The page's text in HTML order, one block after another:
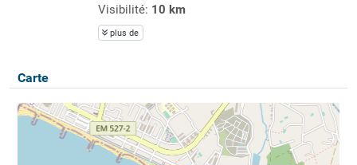
Visibilité: 10 km
plus de
Carte